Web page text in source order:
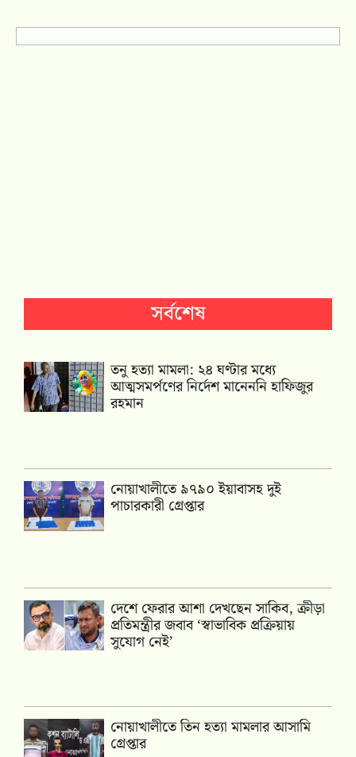
সর্বশেষ
তনু হত্যা মামলা: ২৪ ঘণ্টার মধ্যে
আত্মসমর্পণের নির্দেশ মানেননি হাফিজুর
রহমান
নোয়াখালীতে ৯৭৯০ ইয়াবাসহ দুই
পাচারকারী গ্রেপ্তার
দেশে ফেরার আশা দেখছেন সাকিব, ক্রীড়া
প্রতিমন্ত্রীর জবাব ‘স্বাভাবিক প্রক্রিয়ায়
সুযোগ নেই’
নোয়াখালীতে তিন হত্যা মামলার আসামি
গ্রেপ্তার